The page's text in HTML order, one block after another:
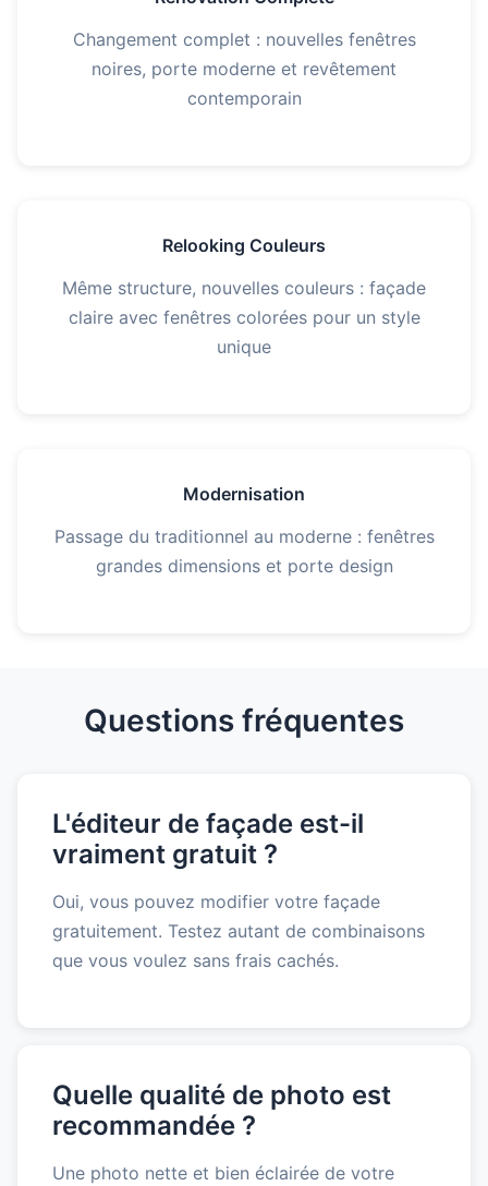
Changement complet : nouvelles fenêtres
noires, porte moderne et revêtement
contemporain
Relooking Couleurs
Même structure, nouvelles couleurs : façade
claire avec fenêtres colorées pour un style
unique
Modernisation
Passage du traditionnel au moderne : fenêtres
grandes dimensions et porte design
Questions fréquentes
L'éditeur de façade est-il
vraiment gratuit ?
Oui, vous pouvez modifier votre façade
gratuitement. Testez autant de combinaisons
que vous voulez sans frais cachés.
Quelle qualité de photo est
recommandée ?
Une photo nette et bien éclairée de votre